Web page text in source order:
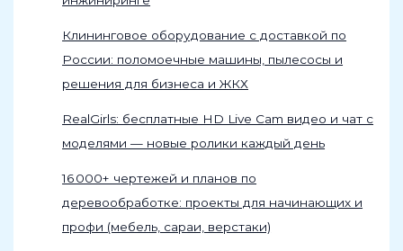
Клининговое оборудование с доставкой по
России: поломоечные машины, пылесосы и
решения для бизнеса и ЖКХ
RealGirls: бесплатные HD Live Cam видео и чат с
моделями — новые ролики каждый день
16 000+ чертежей и планов по
деревообработке: проекты для начинающих и
профи (мебель, сараи, верстаки)